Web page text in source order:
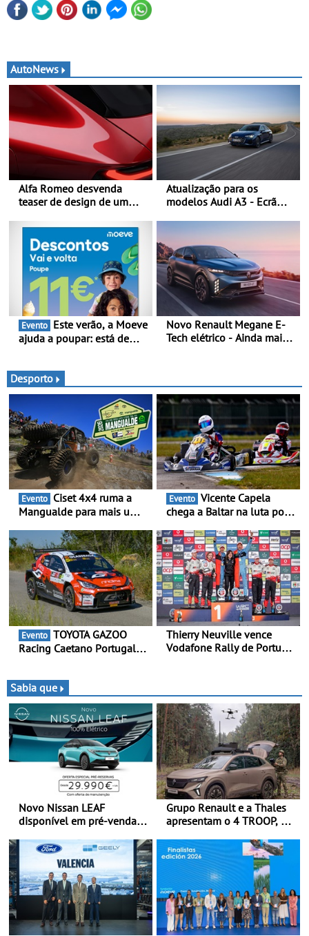
AutoNews
Alfa Romeo desvenda
teaser de design de um
C - Apresentado
oficialmente no quarto
trimestre de 2027
Atualização para os
modelos Audi A3 - Ecrã
condução adaptativo plus,
estacion. assistido e
assistente de marcha-atrás
Evento
ajuda a poupar: está de
até 11€
Novo Renault Megane E-
Tech elétrico - Ainda mais
Desporto
Evento
Mangualde para mais um
espetáculo, resistência e
desafios na montanha
Evento
chega a Baltar na luta por
Piloto de Beja disputa a 3ª
ronda do RMC Portugal
com ambição renovada de
regressar ao pódio
Evento
Racing Caetano Portugal
Almeida e Kris Meeke
Thierry Neuville vence
Vodafone Rally de Portugal
Sabia que
Novo Nissan LEAF
disponível em pré-venda a
IVA - Como parte da
campanha exclusiva de
lançamento, os primeiros
clientes beneficiam da
oferta de 3 anos de
manutenção incluída
Grupo Renault e a Thales
apresentam o 4 TROOP, um
para futuras missões das
forças terrestres